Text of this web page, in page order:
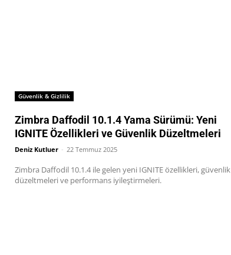
Güvenlik & Gizlilik
Zimbra Daffodil 10.1.4 Yama Sürümü: Yeni
IGNITE Özellikleri ve Güvenlik Düzeltmeleri
Deniz Kutluer - 22 Temmuz 2025
Zimbra Daffodil 10.1.4 ile gelen yeni IGNITE özellikleri, güvenlik
düzeltmeleri ve performans iyileştirmeleri.